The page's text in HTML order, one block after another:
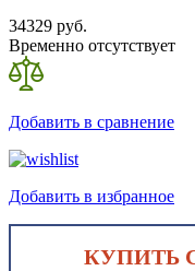
34329 руб.
Временно отсутствует
Добавить в сравнение
Добавить в избранное
КУПИТЬ